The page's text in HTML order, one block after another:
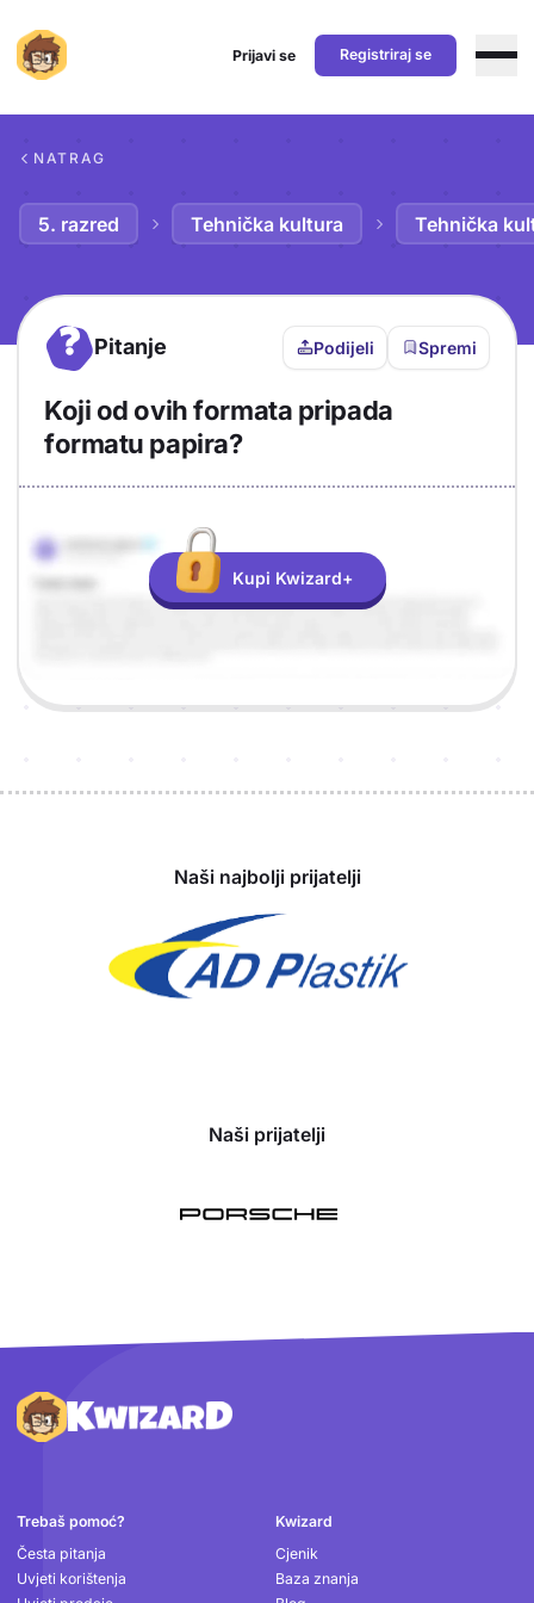
Prijavi se Registriraj se
NATRAG
5. razred Tehnička kultura Tehnička
? Pitanje Podijeli Spremi
Koji od ovih formata pripada
formatu papira?
Odgovor
Objašnjenje
Kupi Kwizard+
Naši najbolji prijatelji
Naši prijatelji
Podnožje
Trebaš pomoć?
Česta pitanja
Uvjeti korištenja
Kwizard
Cjenik
Baza znanja